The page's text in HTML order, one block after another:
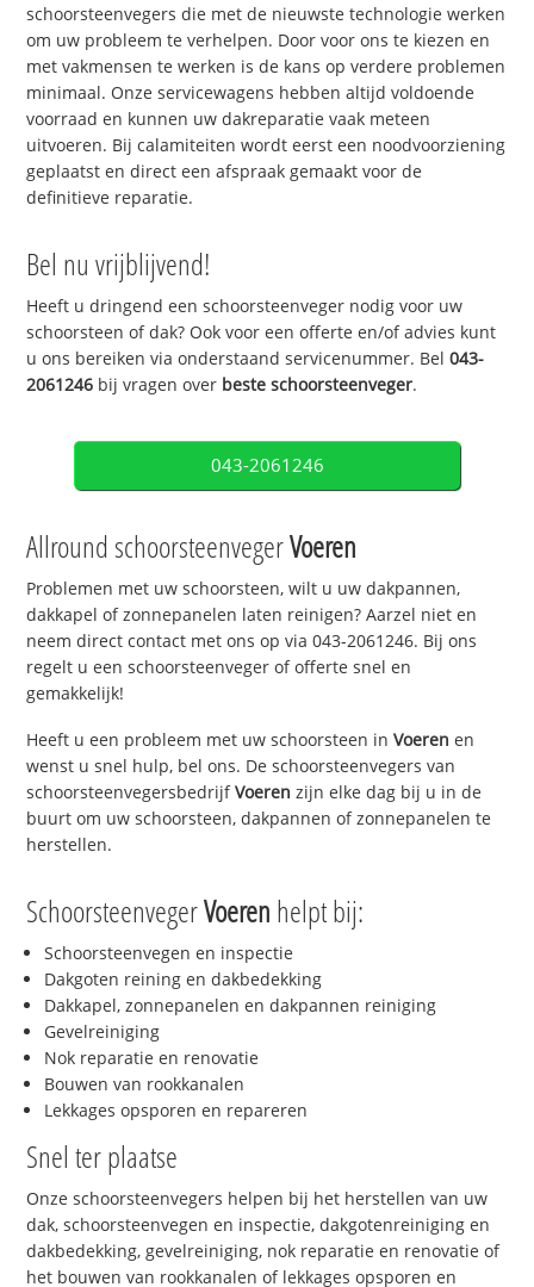
schoorsteenvegers die met de nieuwste technologie werken
om uw probleem te verhelpen. Door voor ons te kiezen en
met vakmensen te werken is de kans op verdere problemen
minimaal. Onze servicewagens hebben altijd voldoende
voorraad en kunnen uw dakreparatie vaak meteen
uitvoeren. Bij calamiteiten wordt eerst een noodvoorziening
geplaatst en direct een afspraak gemaakt voor de
definitieve reparatie.
Bel nu vrijblijvend!
Heeft u dringend een schoorsteenveger nodig voor uw
schoorsteen of dak? Ook voor een offerte en/of advies kunt
u ons bereiken via onderstaand servicenummer. Bel043-
2061246 bij vragen over beste schoorsteenveger.
043-2061246
Allround schoorsteenvegerVoeren
Problemen met uw schoorsteen, wilt u uw dakpannen,
dakkapel of zonnepanelen laten reinigen? Aarzel niet en
neem direct contact met ons op via 043-2061246. Bij ons
regelt u een schoorsteenveger of offerte snel en
gemakkelijk!
Heeft u een probleem met uw schoorsteen inVoeren en
wenst u snel hulp, bel ons. De schoorsteenvegers van
schoorsteenvegersbedrijfVoeren zijn elke dag bij u in de
buurt om uw schoorsteen, dakpannen of zonnepanelen te
herstellen.
SchoorsteenvegerVoeren helpt bij:
Schoorsteenvegen en inspectie
Dakgoten reining en dakbedekking
Dakkapel, zonnepanelen en dakpannen reiniging
Gevelreiniging
Nok reparatie en renovatie
Bouwen van rookkanalen
Lekkages opsporen en repareren
Snel ter plaatse
Onze schoorsteenvegers helpen bij het herstellen van uw
dak, schoorsteenvegen en inspectie, dakgotenreiniging en
dakbedekking, gevelreiniging, nok reparatie en renovatie of
het bouwen van rookkanalen of lekkages opsporen en